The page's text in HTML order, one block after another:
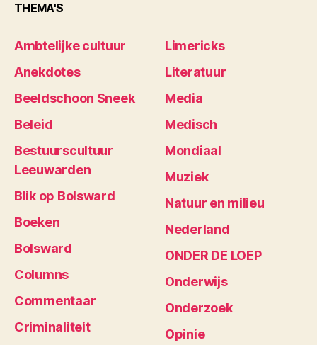
THEMA'S
Ambtelijke cultuur
Anekdotes
Beeldschoon Sneek
Beleid
Bestuurscultuur
Leeuwarden
Blik op Bolsward
Boeken
Bolsward
Columns
Commentaar
Criminaliteit
Limericks
Literatuur
Media
Medisch
Mondiaal
Muziek
Natuur en milieu
Nederland
ONDER DE LOEP
Onderwijs
Onderzoek
Opinie